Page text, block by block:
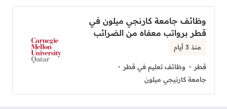
وظائف جامعة كارنجي ميلون في
قطر برواتب معفاه من الضرائب
منذ 3 أيام
قطر
وظائف تعليم في قطر
جامعة كارنيجي ميلون